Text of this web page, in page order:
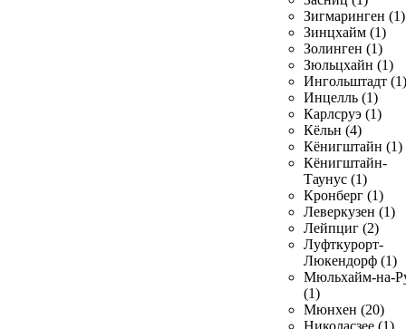
Зигмаринген (1)
Зинцхайм (1)
Золинген (1)
Зюльцхайн (1)
Ингольштадт (1)
Инцелль (1)
Карлсруэ (1)
Кёльн (4)
Кёнигштайн (1)
Кёнигштайн-
Таунус (1)
Кронберг (1)
Леверкузен (1)
Лейпциг (2)
Луфткурорт-
Люкендорф (1)
Мюльхайм-на-
(1)
Мюнхен (20)
Николасзее (1)